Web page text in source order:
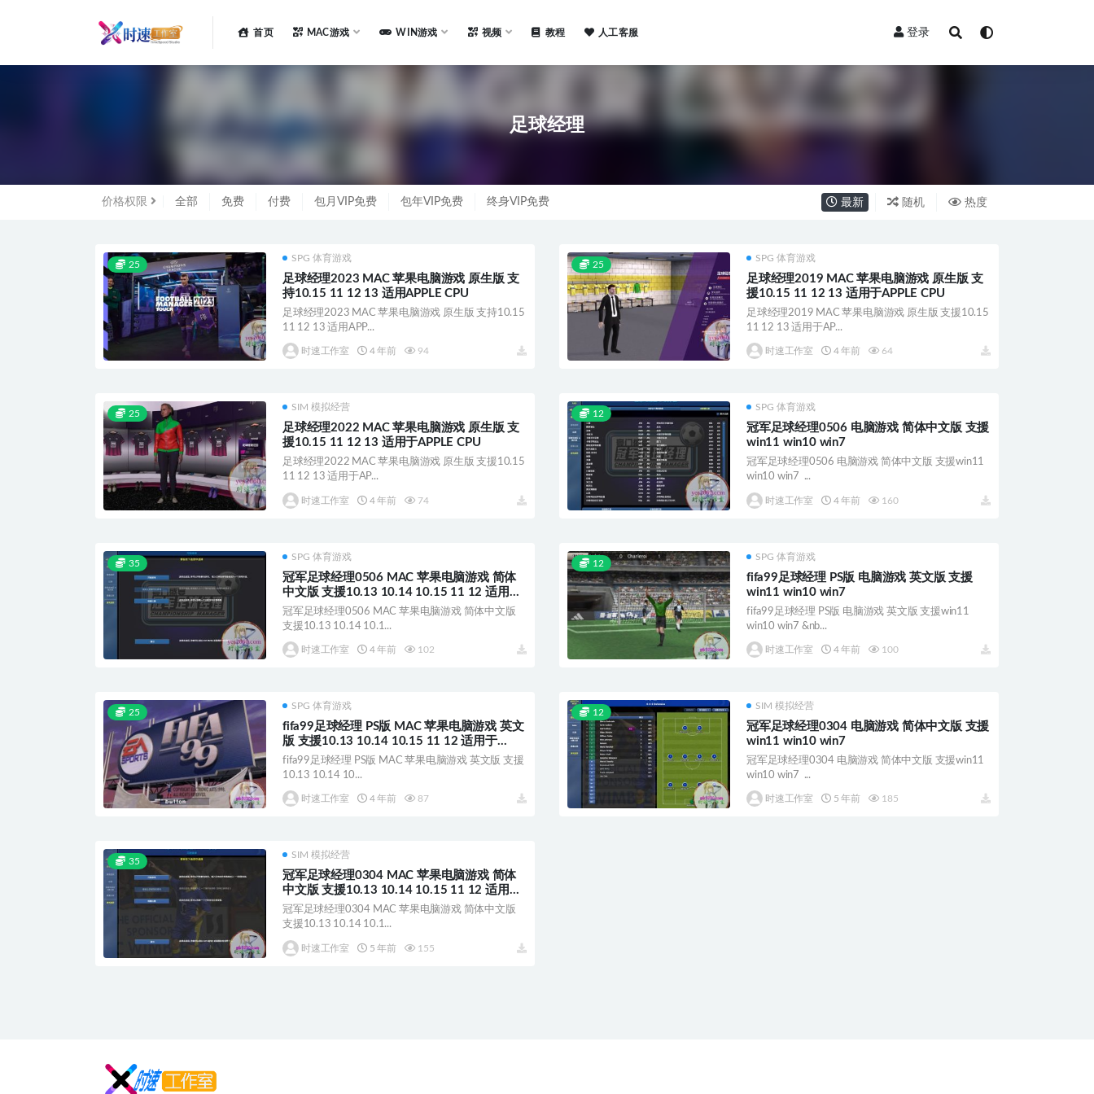
首页 MAC游戏 WIN游戏 视频 教程 人工客服 登录
足球经理
价格权限 全部 免费 付费 包月VIP免费 包年VIP免费 终身VIP免费 最新 随机 热度
25
SPG 体育游戏
足球经理2023 MAC 苹果电脑游戏 原生版 支
持10.15 11 12 13 适用APPLE CPU
足球经理2023 MAC 苹果电脑游戏 原生版 支持10.15
11 12 13 适用APP...
时速工作室 4 年前 94
25
SPG 体育游戏
足球经理2019 MAC 苹果电脑游戏 原生版 支
援10.15 11 12 13 适用于APPLE CPU
足球经理2019 MAC 苹果电脑游戏 原生版 支援10.15
11 12 13 适用于AP...
时速工作室 4 年前 64
25
SIM 模拟经营
足球经理2022 MAC 苹果电脑游戏 原生版 支
援10.15 11 12 13 适用于APPLE CPU
足球经理2022 MAC 苹果电脑游戏 原生版 支援10.15
11 12 13 适用于AP...
时速工作室 4 年前 74
12
SPG 体育游戏
冠军足球经理0506 电脑游戏 简体中文版 支援
win11 win10 win7
冠军足球经理0506 电脑游戏 简体中文版 支援win11
win10 win7 ...
时速工作室 4 年前 160
35
SPG 体育游戏
冠军足球经理0506 MAC 苹果电脑游戏 简体
中文版 支援10.13 10.14 10.15 11 12 适用于
APPLE CPU
冠军足球经理0506 MAC 苹果电脑游戏 简体中文版
支援10.13 10.14 10.1...
时速工作室 4 年前 102
12
SPG 体育游戏
fifa99足球经理 PS版 电脑游戏 英文版 支援
win11 win10 win7
fifa99足球经理 PS版 电脑游戏 英文版 支援win11
win10 win7 &nb...
时速工作室 4 年前 100
25
SPG 体育游戏
fifa99足球经理 PS版 MAC 苹果电脑游戏 英文
版 支援10.13 10.14 10.15 11 12 适用于
APPLE CPU
fifa99足球经理 PS版 MAC 苹果电脑游戏 英文版 支援
10.13 10.14 10...
时速工作室 4 年前 87
12
SIM 模拟经营
冠军足球经理0304 电脑游戏 简体中文版 支援
win11 win10 win7
冠军足球经理0304 电脑游戏 简体中文版 支援win11
win10 win7 ...
时速工作室 5 年前 185
35
SIM 模拟经营
冠军足球经理0304 MAC 苹果电脑游戏 简体
中文版 支援10.13 10.14 10.15 11 12 适用于
APPLE CPU
冠军足球经理0304 MAC 苹果电脑游戏 简体中文版
支援10.13 10.14 10.1...
时速工作室 5 年前 155